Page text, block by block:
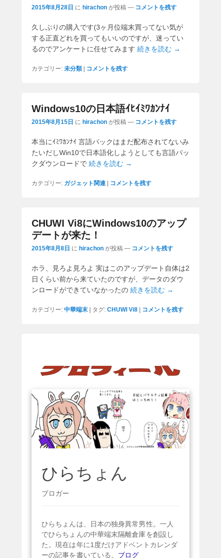
2015年8月28日 に hirachon が投稿 — コメントを残す
久しぶりの購入です(3ヶ月位端末買ってない気が
する正直どれを買ってもいいのですが、迷ってい
るのでアンケートに任せてみます 続きを読む →
カテゴリー: 未分類 | コメントを残す
Windows10の日本語ｲﾋｲﾐﾜｶﾝﾅｲ
2015年8月15日 に hirachon が投稿 — コメントを残す
本当にｲﾐﾜｶﾝﾅｲ 言語パックはまだ配布されてないみ
たいだしWin10で日本語化しようとしても言語パッ
クダウンロードで 続きを読む →
カテゴリー: ガジェット関連 | コメントを残す
CHUWI Vi8にWindows10のアップ
デートが来た！
2015年8月8日 に hirachon が投稿 — コメントを残す
ホラ、見ろよ見ろよ 実はこのアップデート自体は2
日くらい前から来ていたのですが、データのダウ
ンロードができていなかったの 続きを読む →
カテゴリー: 中華端末 | タグ: CHUWI Vi8 | コメントを残す
ひらちょん
ブロガー
ひらちょんは、日本の独身異常男性。一人
でひらちょんの中華端末隔離倉庫を創設し
た。現在は年に1度だけアドベントカレンダ
ーの記事を書いている。 ブログ